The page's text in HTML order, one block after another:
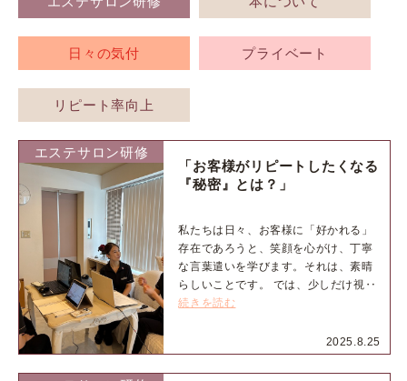
日々の気付 プライベート
リピート率向上
エステサロン研修
2025.8.25
「お客様がリピートしたくなる
『秘密』とは？」
私たちは日々、お客様に「好かれる」
存在であろうと、笑顔を心がけ、丁寧
な言葉遣いを学びます。それは、素晴
らしいことです。 では、少しだけ視‥
続きを読む